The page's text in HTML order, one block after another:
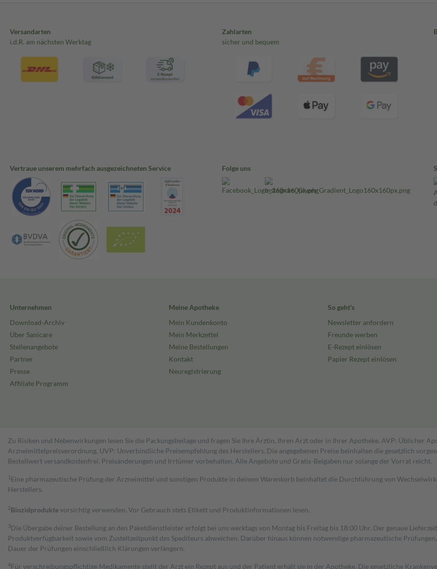
Versandarten
i.d.R. am nächsten Werktag
Zahlarten
sicher und bequem
Vertraue unserem mehrfach ausgezeichneten Service Folge uns
Unternehmen
Download-Archiv
Über Sanicare
Stellenangebote
Partner
Presse
Affiliate Programm
Meine Apotheke
Mein Kundenkonto
Mein Merkzettel
Meine Bestellungen
Kontakt
Neuregistrierung
So geht's
Newsletter anfordern
Freunde werben
E-Rezept einlösen
Papier Rezept einlösen
Zu Risiken und Nebenwirkungen lesen Sie die Packungsbeilage und fragen Sie Ihre Ärztin, Ihren Arzt oder in Ihrer Apotheke. AVP: Üblicher
Arzneimittelpreisverordnung. UVP: Unverbindliche Preisempfehlung des Herstellers. Die angegebenen Preise beinhalten die gesetzlich
Bestell­wert versand­kosten­frei. Preisänderungen und Irrtümer vorbehalten. Alle Angebote und Gratis-Beigaben nur solange der Vorrat reicht.
1 Eine pharmazeutische Prüfung der Arzneimittel und sonstigen Produkte in deinem Warenkorb beinhaltet die Durchführung von
Herstellers.
2Biozidproduktevorsichtig verwenden. Vor Gebrauch stets Etikett und Produktinformationen lesen.
3Die Übergabe deiner Bestellung an den Paketdienstleister erfolgt bei uns werktags von Montag bis Freitag bis 18:00 Uhr. Der genaue
Produktverfügbarkeit sowie vom Zustellzeitpunkt des Spediteurs abweichen. Darüber hinaus können notwendige pharmazeutische
Dauer der Prüfungen einschließlich Klärungen verlängern.
4Für verschreibungspflichtige Medikamente stellt der Arzt ein Rezept aus und der Patient erhält sie in der Apotheke. Die gesetzliche